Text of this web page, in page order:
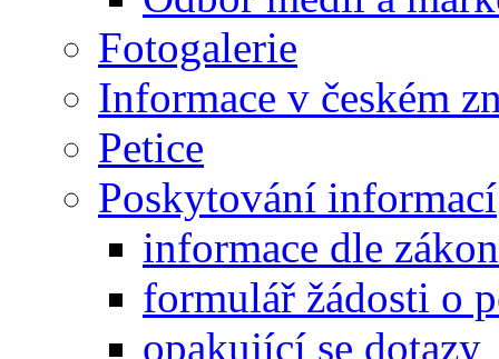
Fotogalerie
Informace v českém
Petice
Poskytování informací
informace dle
formulář žádosti o
opakující se dotazy